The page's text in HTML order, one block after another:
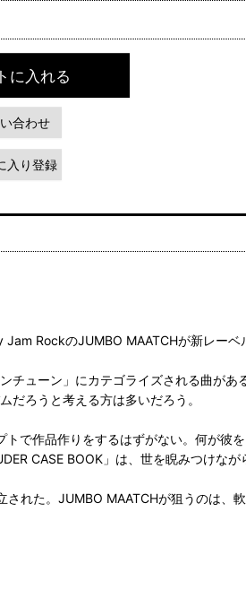
に入れる
合わせ
入り登録
RockのJUMBO MAATCHが新レー
ューン」にカテゴライズされる曲が
だろうと考える方は多いだろう。
で作品作りをするはずがない。何が彼
CASE BOOK」は、世を睨みつけな
れた。JUMBO MAATCHが狙うのは